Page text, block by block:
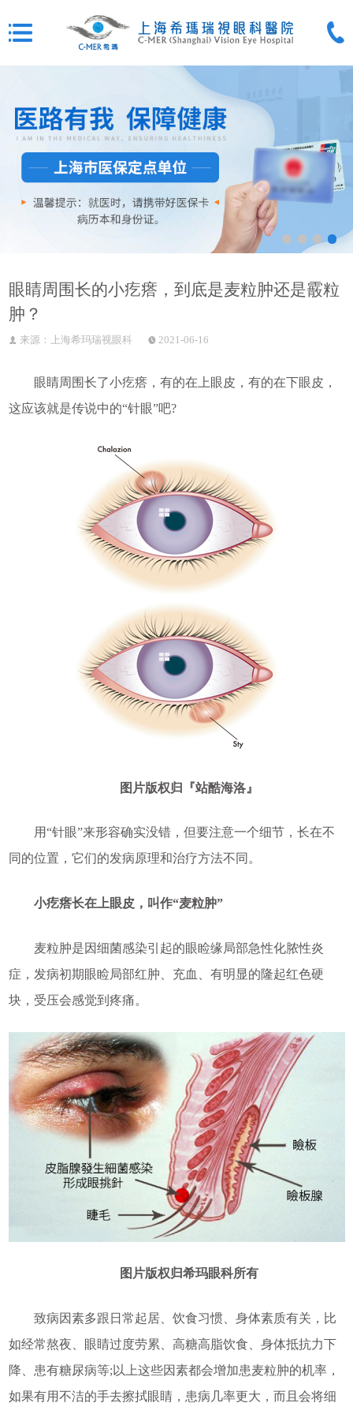
眼睛周围长的小疙瘩，到底是麦粒肿还是霰粒
肿？
来源：上海希玛瑞视眼科 2021-06-16
眼睛周围长了小疙瘩，有的在上眼皮，有的在下眼皮，
这应该就是传说中的“针眼”吧?
图片版权归『站酷海洛』
用“针眼”来形容确实没错，但要注意一个细节，长在不
同的位置，它们的发病原理和治疗方法不同。
小疙瘩长在上眼皮，叫作“麦粒肿”
麦粒肿是因细菌感染引起的眼睑缘局部急性化脓性炎
症，发病初期眼睑局部红肿、充血、有明显的隆起红色硬
块，受压会感觉到疼痛。
图片版权归希玛眼科所有
致病因素多跟日常起居、饮食习惯、身体素质有关，比
如经常熬夜、眼睛过度劳累、高糖高脂饮食、身体抵抗力下
降、患有糖尿病等;以上这些因素都会增加患麦粒肿的机率，
如果有用不洁的手去擦拭眼睛，患病几率更大，而且会将细